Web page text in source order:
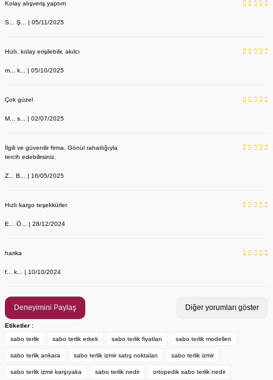
949,00 TL
Kolay alışveriş yaptım
S... Ş... | 05/11/2025
Hızlı, kolay erişilebilir, akılcı
m... k... | 05/10/2025
Çok güzel
M... s... | 02/07/2025
İlgili ve güvenilir firma. Gönül rahatlığıyla
tercih edebilirsiniz.
Z... B... | 16/05/2025
Hızlı kargo teşekkürler.
E... Ö... | 28/12/2024
harika
f... k... | 10/10/2024
Deneyimini Paylaş Diğer yorumları göster
Etiketler :
sabo terlik
sabo terlik erkek sabo terlik fiyatları sabo terlik modelleri
sabo terlik ankara sabo terlik izmir satış noktaları sabo terlik izmir
sabo terlik izmir karşıyaka sabo terlik nedir ortopedik sabo terlik nedir